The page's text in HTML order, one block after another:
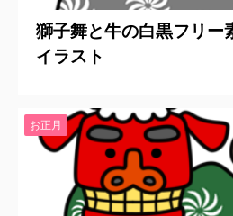
獅子舞と牛の白黒フリ
イラスト
お正月